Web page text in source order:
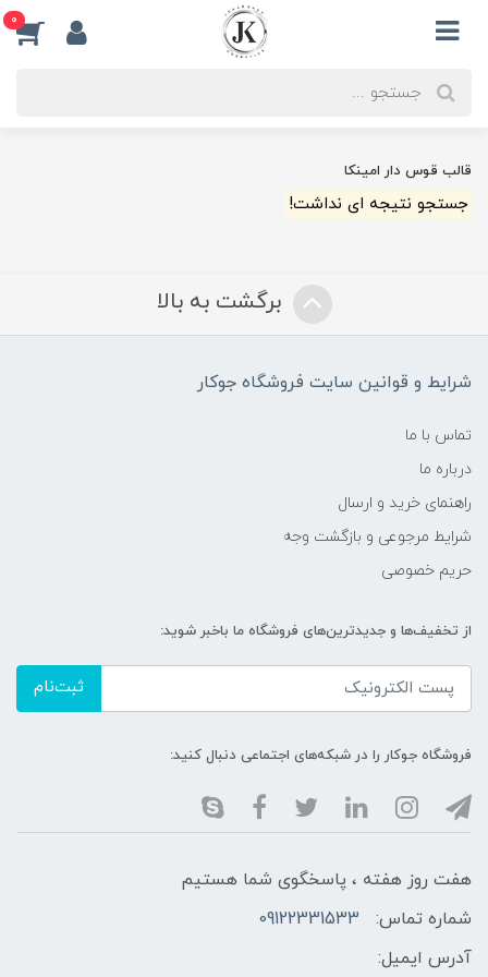
0
قالب قوس دار امینکا
جستجو نتیجه ای نداشت!
برگشت به بالا
شرایط و قوانین سایت فروشگاه جوکار
تماس با ما
درباره ما
راهنمای خرید و ارسال
شرایط مرجوعی و بازگشت وجه
حریم خصوصی
از تخفیف‌ها و جدیدترین‌های فروشگاه ما باخبر شوید:
ثبت‌نام
فروشگاه جوکار را در شبکه‌های اجتماعی دنبال کنید:
هفت روز هفته ، پاسخگوی شما هستیم
شماره تماس:
09122331533
آدرس ایمیل: